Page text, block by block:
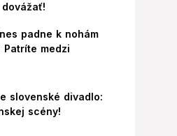
padne k nohám
medzi
slovenské divadlo:
scény!